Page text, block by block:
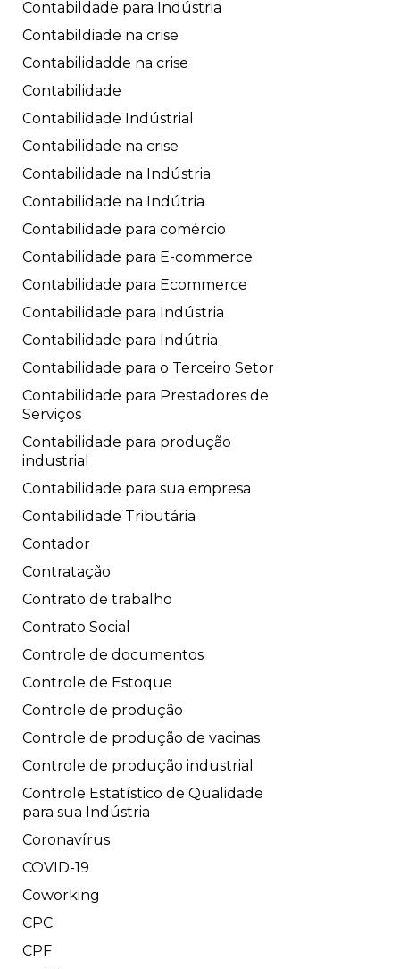
Contabildade para Indústria
Contabildiade na crise
Contabilidadde na crise
Contabilidade
Contabilidade Indústrial
Contabilidade na crise
Contabilidade na Indústria
Contabilidade na Indútria
Contabilidade para comércio
Contabilidade para E-commerce
Contabilidade para Ecommerce
Contabilidade para Indústria
Contabilidade para Indútria
Contabilidade para o Terceiro Setor
Contabilidade para Prestadores de
Serviços
Contabilidade para produção
industrial
Contabilidade para sua empresa
Contabilidade Tributária
Contador
Contratação
Contrato de trabalho
Contrato Social
Controle de documentos
Controle de Estoque
Controle de produção
Controle de produção de vacinas
Controle de produção industrial
Controle Estatístico de Qualidade
para sua Indústria
Coronavírus
COVID-19
Coworking
CPC
CPF